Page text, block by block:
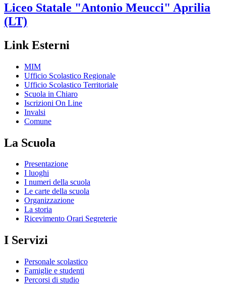
Liceo Statale "Antonio Meucci" Aprilia
(LT)
Link Esterni
MIM
Ufficio Scolastico Regionale
Ufficio Scolastico Territoriale
Scuola in Chiaro
Iscrizioni On Line
Invalsi
Comune
La Scuola
Presentazione
I luoghi
I numeri della scuola
Le carte della scuola
Organizzazione
La storia
Ricevimento Orari Segreterie
I Servizi
Personale scolastico
Famiglie e studenti
Percorsi di studio